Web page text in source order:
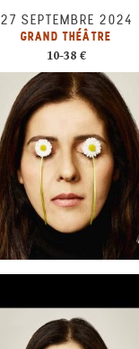
27 SEPTEMBRE 2024
GRAND THÉÂTRE
10-38 €